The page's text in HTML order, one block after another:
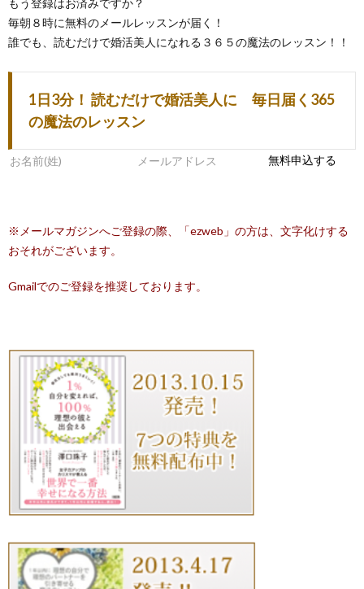
もう登録はお済みですか？
毎朝８時に無料のメールレッスンが届く！
誰でも、読むだけで婚活美人になれる３６５の魔法のレッスン！！
1日3分！ 読むだけで婚活美人に 毎日届く365
の魔法のレッスン
※メールマガジンへご登録の際、「ezweb」の方は、文字化けする
おそれがございます。
Gmailでのご登録を推奨しております。